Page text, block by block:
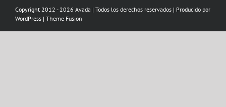
Copyright 2012 - 2026 Avada | Todos los derechos reservados | Producido por
WordPress | Theme Fusion